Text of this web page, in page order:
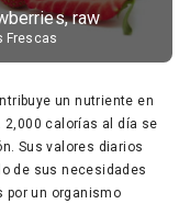
raw
Frescas
un nutriente en
2,000 calorías al día se
Sus valores diarios
de sus necesidades
por un organismo